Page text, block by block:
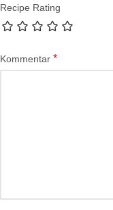
Recipe Rating
Kommentar *